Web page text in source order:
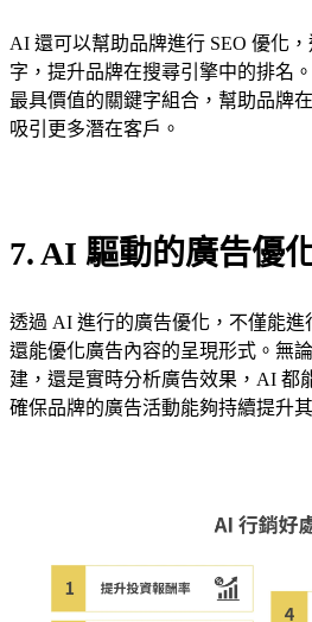
AI 還可以幫助品牌進行 SEO 優化
字，提升品牌在搜尋引擎中的排名
最具價值的關鍵字組合，幫助品牌
吸引更多潛在客戶。
7. AI 驅動的廣告優
透過 AI 進行的廣告優化，不僅能進
還能優化廣告內容的呈現形式。無
建，還是實時分析廣告效果，AI 都
確保品牌的廣告活動能夠持續提升